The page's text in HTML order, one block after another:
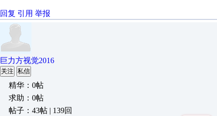
回复 引用 举报
巨力方视觉2016
关注 私信
精华：0帖
求助：0帖
帖子：43帖 | 139回